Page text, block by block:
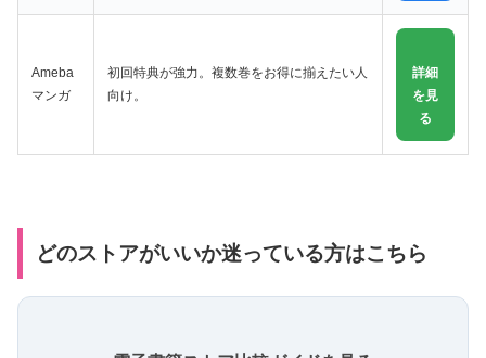
Ameba
マンガ
初回特典が強力。複数巻をお得に揃えたい人
向け。
詳細
を見
る
どのストアがいいか迷っている方はこちら